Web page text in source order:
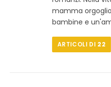
mamma
bambine e
ARTICOLI DI 22